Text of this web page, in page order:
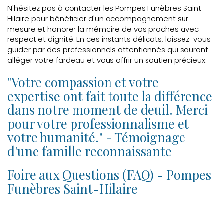
N'hésitez pas à contacter les Pompes Funèbres Saint-
Hilaire pour bénéficier d'un accompagnement sur
mesure et honorer la mémoire de vos proches avec
respect et dignité. En ces instants délicats, laissez-vous
guider par des professionnels attentionnés qui sauront
alléger votre fardeau et vous offrir un soutien précieux.
"Votre compassion et votre
expertise ont fait toute la différence
dans notre moment de deuil. Merci
pour votre professionnalisme et
votre humanité." - Témoignage
d'une famille reconnaissante
Foire aux Questions (FAQ) - Pompes
Funèbres Saint-Hilaire